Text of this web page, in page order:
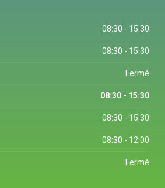
08:30 - 15:30
08:30 - 15:30
Fermé
08:30 - 15:30
08:30 - 15:30
08:30 - 12:00
Fermé